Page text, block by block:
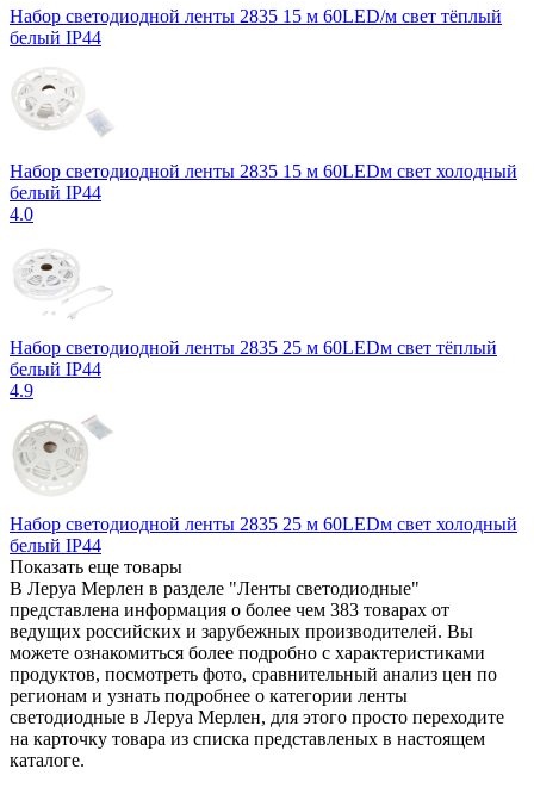
Набор светодиодной ленты 2835 15 м 60LED/м свет тёплый
белый IP44
Набор светодиодной ленты 2835 15 м 60LEDм свет холодный
белый IP44
4.0
Набор светодиодной ленты 2835 25 м 60LEDм свет тёплый
белый IP44
4.9
Набор светодиодной ленты 2835 25 м 60LEDм свет холодный
белый IP44
Показать еще товары
В Леруа Мерлен в разделе "Ленты светодиодные"
представлена информация о более чем 383 товарах от
ведущих российских и зарубежных производителей. Вы
можете ознакомиться более подробно c характеристиками
продуктов, посмотреть фото, сравнительный анализ цен по
регионам и узнать подробнее о категории ленты
светодиодные в Леруа Мерлен, для этого просто переходите
на карточку товара из списка представленых в настоящем
каталоге.